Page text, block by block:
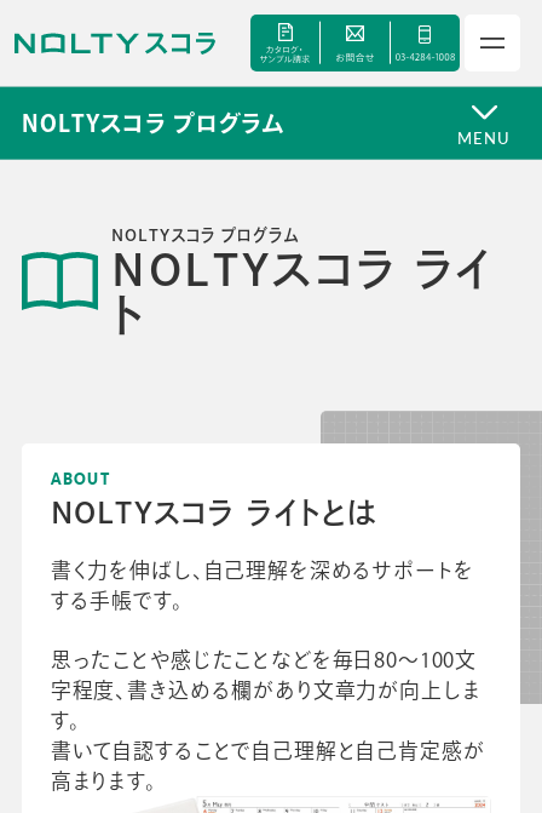
サービス
資料ダウンロード
よくあるご質問
校長・副校長インタビュー
SDGsの取組み
お知らせ
データベース
NOLTYスコラ プログラム
MENU
NOLTYスコラ ライ
ト
NOLTYスコラ プログラム
NOLTYスコラ ライトとは
ABOUT
書く力を伸ばし、自己理解を深めるサポートを
する手帳です。
思ったことや感じたことなどを毎日80～100文
字程度、書き込める欄があり文章力が向上しま
す。
書いて自認することで自己理解と自己肯定感が
高まります。